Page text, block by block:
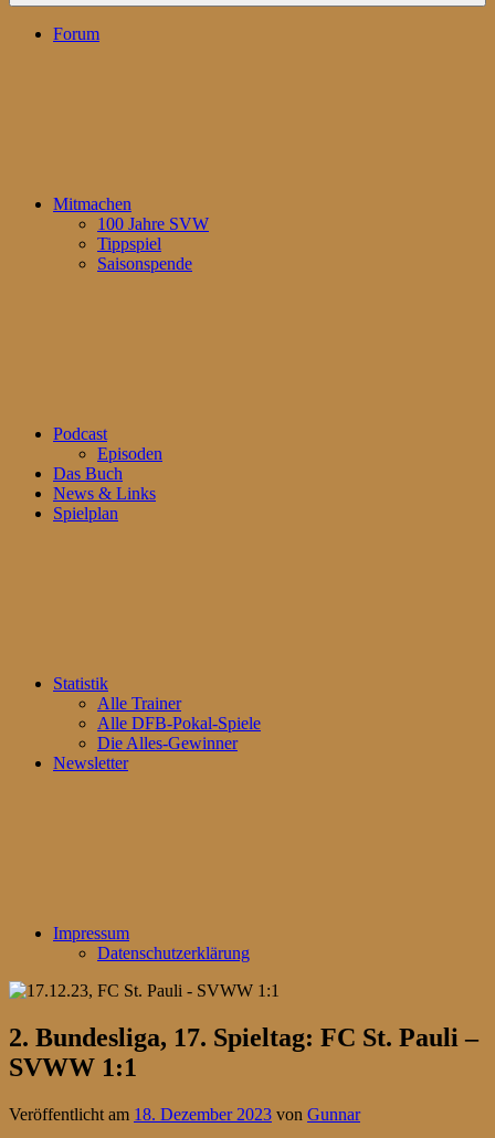
Forum
Mitmachen
100 Jahre SVW
Tippspiel
Saisonspende
Podcast
Episoden
Das Buch
News & Links
Spielplan
Statistik
Alle Trainer
Alle DFB-Pokal-Spiele
Die Alles-Gewinner
Newsletter
Impressum
Datenschutzerklärung
2. Bundesliga, 17. Spieltag: FC St. Pauli –
SVWW 1:1
Veröffentlicht am 18. Dezember 2023 von Gunnar